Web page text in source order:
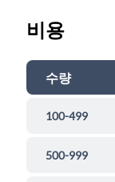
비용
수량
100-499
500-999